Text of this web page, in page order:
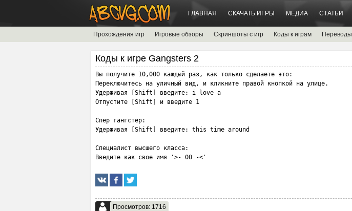
ГЛАВНАЯ СКАЧАТЬ ИГРЫ МЕДИА СТАТЬИ
Прохождения игр Игровые обзоры Скриншоты с игр Коды к играм Переводы
Коды к игре Gangsters 2
Вы получите 10,000 каждый раз, как только сделаете это:
Переключитесь на уличный вид, и кликните правой кнопкой на улице.
Удерживая [Shift] введите: i love a
Отпустите [Shift] и введите 1
Спер гангстер:
Удерживая [Shift] введите: this time around
Специалист высшего класса:
Введите как свое имя '>- 00 -<'
Просмотров: 1716